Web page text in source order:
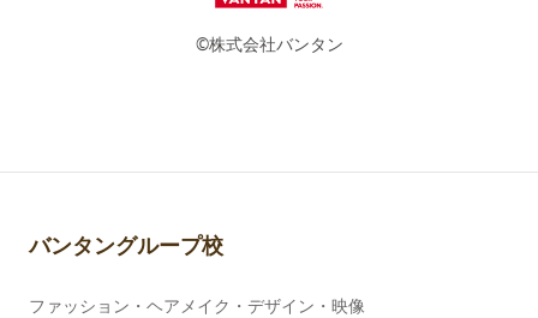
©株式会社バンタン
バンタングループ校
ファッション・ヘアメイク・デザイン・映像